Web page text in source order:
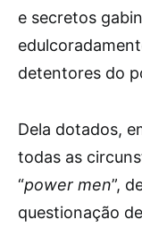
e secretos
detentores do
Dela dotados,
todas as
“power men”,
questionação